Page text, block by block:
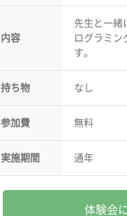
内容
先生と一緒
ログラミン
す。
持ち物 なし
参加費 無料
実施期間 通年
体験会